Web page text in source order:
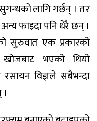
लागि गर्छन् । तर
फाइदा पनि धेरै छन् ।
सुरुवात एक प्रकारको
भएको थियो
रसायन विज्ञले सबैभन्दा